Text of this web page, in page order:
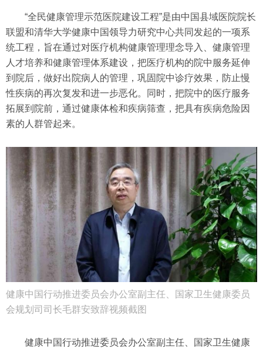
“全民健康管理示范医院建设工程”是由中国县域医院院长
联盟和清华大学健康中国领导力研究中心共同发起的一项系
统工程，旨在通过对医疗机构健康管理理念导入、健康管理
人才培养和健康管理体系建设，把医疗机构的院中服务延伸
到院后，做好出院病人的管理，巩固院中诊疗效果，防止慢
性疾病的再次复发和进一步恶化。同时，把院中的医疗服务
拓展到院前，通过健康体检和疾病筛查，把具有疾病危险因
素的人群管起来。
健康中国行动推进委员会办公室副主任、国家卫生健康委员
会规划司司长毛群安致辞视频截图
健康中国行动推进委员会办公室副主任、国家卫生健康